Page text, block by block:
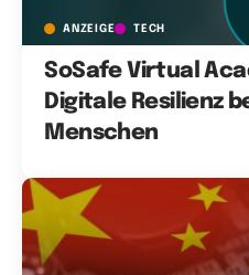
ANZEIGE TECH
SoSafe Virtual
Digitale Resilienz
Menschen